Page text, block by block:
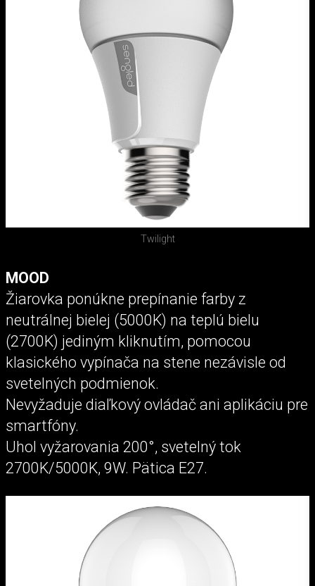
Twilight
MOOD
Žiarovka ponúkne prepínanie farby z
neutrálnej bielej (5000K) na teplú bielu
(2700K) jediným kliknutím, pomocou
klasického vypínača na stene nezávisle od
svetelných podmienok.
Nevyžaduje diaľkový ovládač ani aplikáciu pre
smartfóny.
Uhol vyžarovania 200°, svetelný tok
2700K/5000K, 9W. Pätica E27.